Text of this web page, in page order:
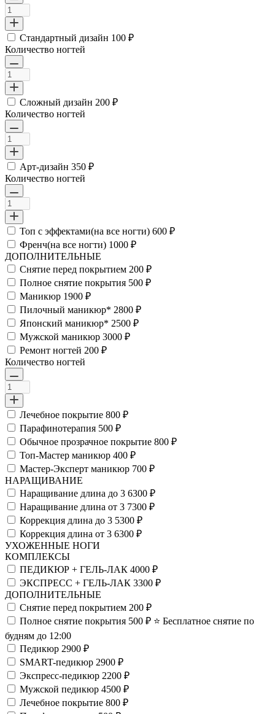
Стандартный дизайн 100 ₽
Количество ногтей
Сложный дизайн 200 ₽
Количество ногтей
Арт-дизайн 350 ₽
Количество ногтей
Топ с эффектами(на все ногти) 600 ₽
Френч(на все ногти) 1000 ₽
ДОПОЛНИТЕЛЬНЫЕ
Снятие перед покрытием 200 ₽
Полное снятие покрытия 500 ₽
Маникюр 1900 ₽
Пилочный маникюр* 2800 ₽
Японский маникюр* 2500 ₽
Мужской маникюр 3000 ₽
Ремонт ногтей 200 ₽
Количество ногтей
Лечебное покрытие 800 ₽
Парафинотерапия 500 ₽
Обычное прозрачное покрытие 800 ₽
Топ-Мастер маникюр 400 ₽
Мастер-Эксперт маникюр 700 ₽
НАРАЩИВАНИЕ
Наращивание длина до 3 6300 ₽
Наращивание длина от 3 7300 ₽
Коррекция длина до 3 5300 ₽
Коррекция длина от 3 6300 ₽
УХОЖЕННЫЕ НОГИ
КОМПЛЕКСЫ
ПЕДИКЮР + ГЕЛЬ-ЛАК 4000 ₽
ЭКСПРЕСС + ГЕЛЬ-ЛАК 3300 ₽
ДОПОЛНИТЕЛЬНЫЕ
Снятие перед покрытием 200 ₽
Полное снятие покрытия 500 ₽ ⭐️ Бесплатное снятие по
будням до 12:00
Педикюр 2900 ₽
SMART-педикюр 2900 ₽
Экспресс-педикюр 2200 ₽
Мужской педикюр 4500 ₽
Лечебное покрытие 800 ₽